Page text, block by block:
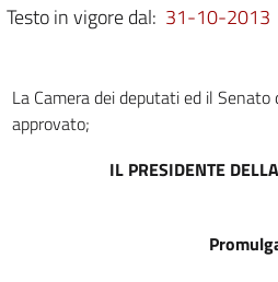
Testo in vigore dal: 31-10-2013
La Camera dei deputati ed il
approvato;
IL PRESIDENTE